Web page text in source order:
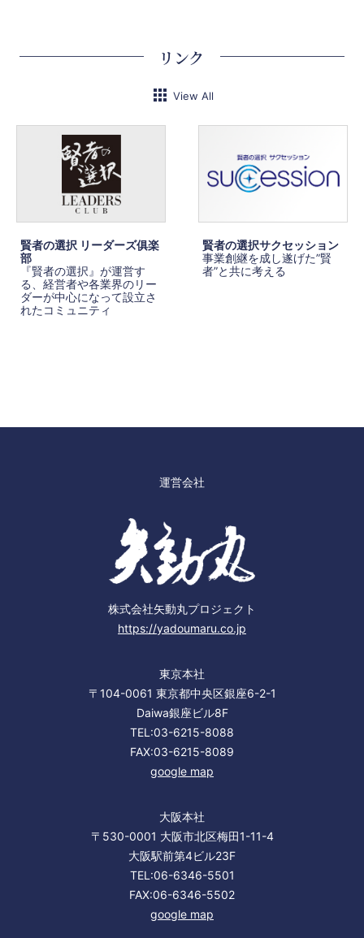
リンク
View All
賢者の選択 リーダーズ俱楽
部
『賢者の選択』が運営す
る、経営者や各業界のリー
ダーが中心になって設立さ
れたコミュニティ
賢者の選択サクセッション
事業創継を成し遂げた”賢
者”と共に考える
運営会社
株式会社矢動丸プロジェクト
https://yadoumaru.co.jp
東京本社
〒104-0061 東京都中央区銀座6-2-1
Daiwa銀座ビル8F
TEL:03-6215-8088
FAX:03-6215-8089
google map
大阪本社
〒530-0001 大阪市北区梅田1-11-4
大阪駅前第4ビル23F
TEL:06-6346-5501
FAX:06-6346-5502
google map